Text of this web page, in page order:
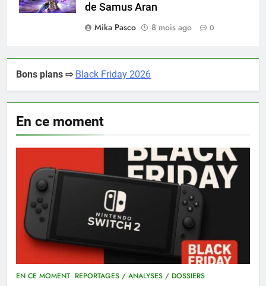
de Samus Aran
Mika Pasco
8 mois ago 0
Bons plans ⇨ Black Friday 2026
En ce moment
EN CE MOMENT REPORTAGES / ANALYSES / DOSSIERS